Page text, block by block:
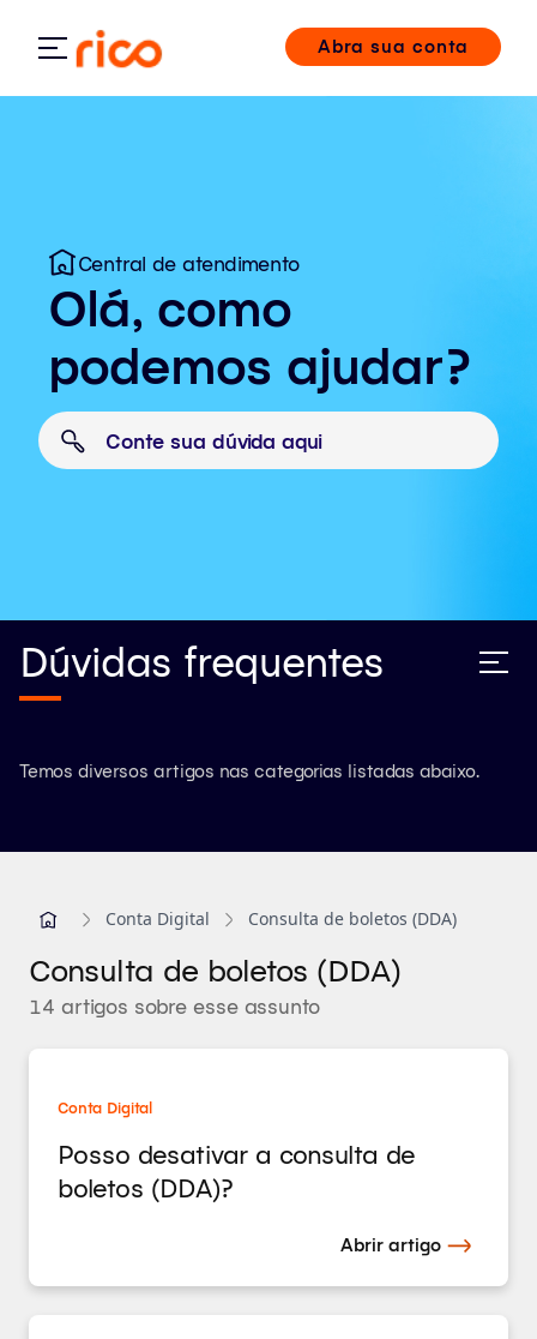
Abra sua conta
Central de atendimento
Olá, como
podemos ajudar?
Dúvidas frequentes
Temos diversos artigos nas categorias listadas abaixo.
Conta Digital Consulta de boletos (DDA)
Consulta de boletos (DDA)
14 artigos sobre esse assunto
Conta Digital
Posso desativar a consulta de
boletos (DDA)?
Abrir artigo